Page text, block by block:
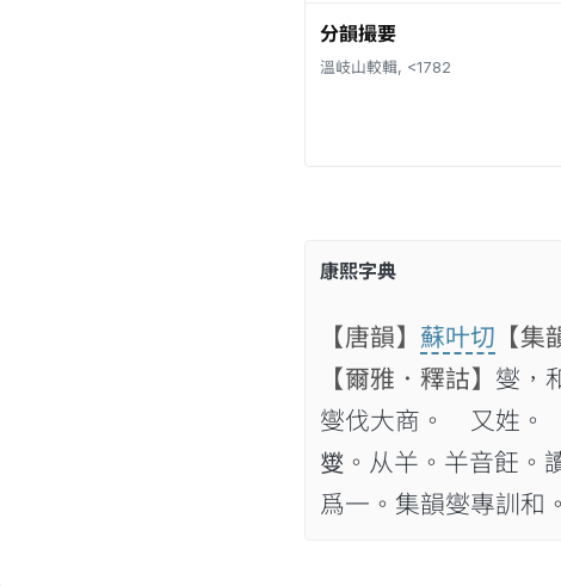
分韻撮要
溫岐山較輯, <1782
康熙字典
【唐韻】 蘇叶切 【集
【爾雅．釋詁】 燮，
燮伐大商。 又姓。
𤍛。从𢆉。𢆉音飪。
爲一。集韻燮專訓和